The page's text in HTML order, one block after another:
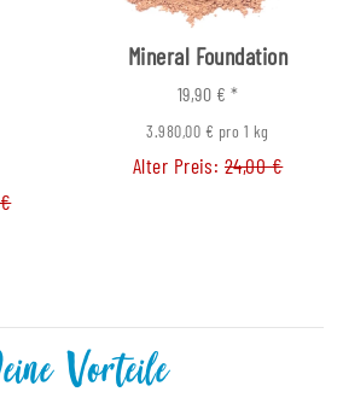
Mineral Foundation
19,90 € *
3.980,00 € pro 1 kg
Alter Preis: 24,00 €
Vorteile